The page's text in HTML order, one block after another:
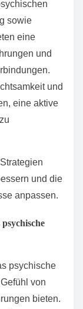
der
das
und
und
und die
anpassen.